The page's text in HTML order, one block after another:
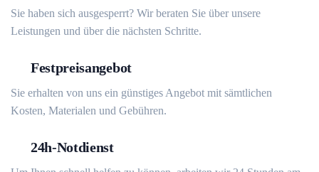
Sie haben sich ausgesperrt? Wir beraten Sie über unsere
Leistungen und über die nächsten Schritte.
Festpreisangebot
Sie erhalten von uns ein günstiges Angebot mit sämtlichen
Kosten, Materialen und Gebühren.
24h-Notdienst